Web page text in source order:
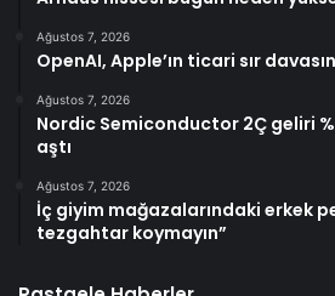
Ağustos 7, 2026
OpenAI, Apple’ın ticari sır
Ağustos 7, 2026
Nordic Semiconductor 2Ç geliri
aştı
Ağustos 7, 2026
İç giyim mağazalarındaki erkek
tezgahtar koymayın”